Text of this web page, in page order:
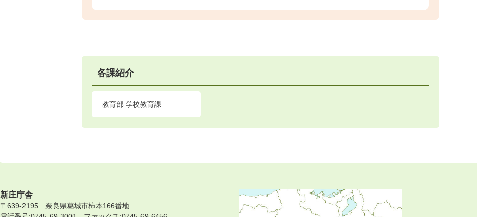
各課紹介
教育部 学校教育課
新庄庁舎
〒639-2195 奈良県葛城市柿本166番地